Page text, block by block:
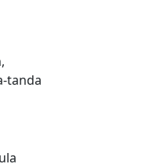
tanda